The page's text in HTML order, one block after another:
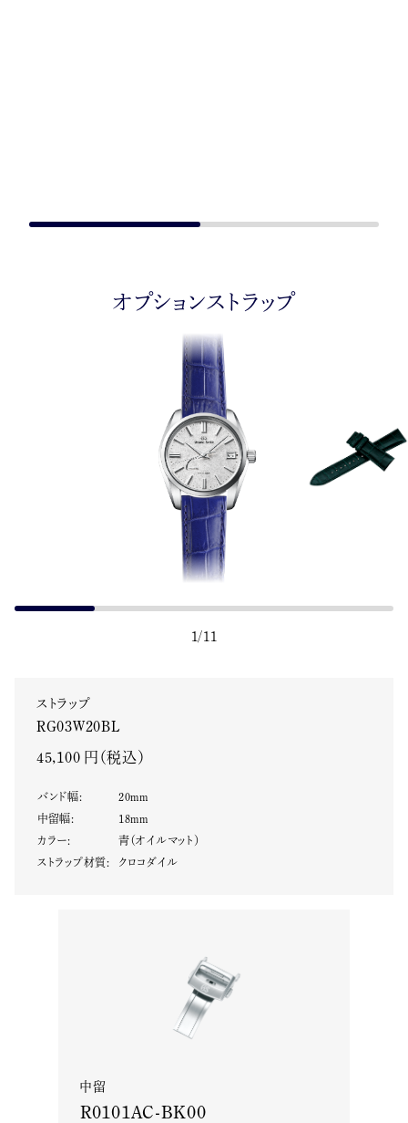
オプションストラップ
1 /11
ストラップ
RG03W20BL
45,100 円（税込）
バンド幅: 20mm
中留幅: 18mm
カラー:
青（オイルマット）
ストラップ材質: クロコダイル
中留
R0101AC-BK00